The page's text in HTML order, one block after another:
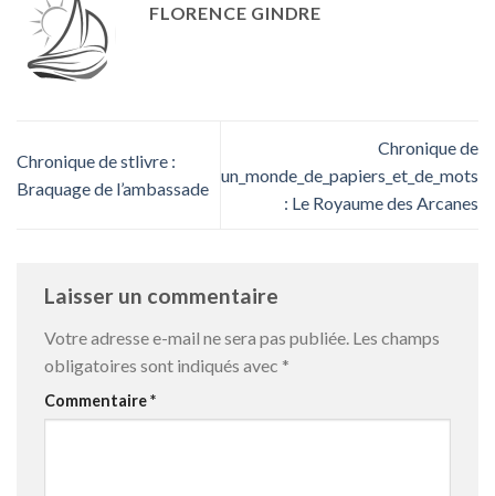
FLORENCE GINDRE
Chronique de stlivre :
Braquage de l’ambassade
Chronique de
un_monde_de_papiers_et_de_mots
: Le Royaume des Arcanes
Laisser un commentaire
Votre adresse e-mail ne sera pas publiée. Les champs
obligatoires sont indiqués avec *
Commentaire*